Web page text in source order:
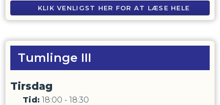
motoriske udvikling, og udfordrer hvad barnet
kan og tør på en sjov måde. Der arbejdes med
hop fra kant og dykning, ligesom det at holde sig
maven og på ryggen. Barnet skal ligeledes
kunne bevæge sig frem nede i vandet. Vi bruger
flydemidler men udforsker også bevægelse
uden. Tumlinge er i det varme vand i det lille
bassin. (vejledende alder 4-5 år)
KLIK VENLIGST HER FOR AT LÆSE HELE
BESKRIVELSEN
Tumlinge III
Tirsdag
Tid: 18:00 - 18:30